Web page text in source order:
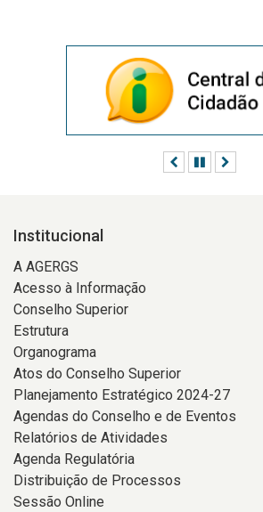
AnteriorPausar
Institucional
A AGERGS
Acesso à Informação
Conselho Superior
Estrutura
Organograma
Atos do Conselho Superior
Planejamento Estratégico 2024-27
Agendas do Conselho e de Eventos
Relatórios de Atividades
Agenda Regulatória
Distribuição de Processos
Sessão Online